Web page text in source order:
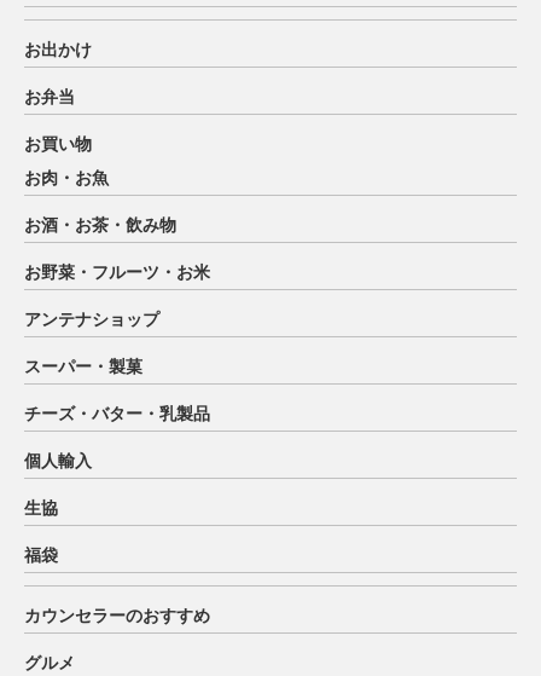
お出かけ
お弁当
お買い物
お肉・お魚
お酒・お茶・飲み物
お野菜・フルーツ・お米
アンテナショップ
スーパー・製菓
チーズ・バター・乳製品
個人輸入
生協
福袋
カウンセラーのおすすめ
グルメ